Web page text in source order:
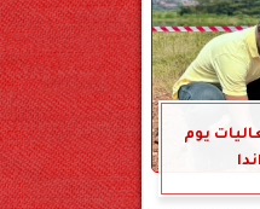
يوم